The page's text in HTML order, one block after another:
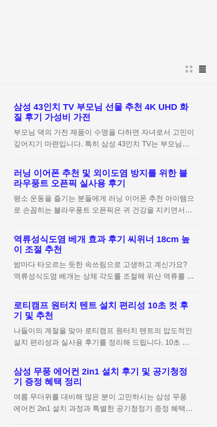
삼성 43인치 TV 부모님 선물 추천 4K UHD 화
질 후기 가성비 가전
부모님 댁의 가전 제품이 수명을 다하면 자녀로서 고민이
깊어지기 마련입니다. 특히 삼성 43인치 TV는 부모님이
질을 갖추고 있어 부모님 선물 추천 리스트에서 빠지지
않는 모델입니다. 합리적인 가격대에 대기업의 신뢰도까
지 갖춘 이번 설치 후기를 통해 자세한 정보를 확인해 보
세요. 삼성 43인치 4K UHD TV 제품 상세 정보 확인하기
부모님 댁 TV 고장으로 급하게 알아본 사연 평소 잘 나오
이 생기면 참 당황스럽더라고요. 매장에 가서 바로 사드
리고 싶지만 가격 부담도 크고 배송 날짜 맞추기도 쉽지
않아 고민이 많으셨을 텐데요. 이번에 삼성 43인치 TV 크
기로 바꿔드리면서 느낀 점들을 차근차..
러닝 이어폰 추천 및 외이도염 방지를 위한 블
라우풍트 오픈픽 실사용 후기
평소 운동을 즐기는 분들에게 러닝 이어폰 추천 아이템으
로 손꼽히는 블라우풍트 오픈픽은 귀 건강을 지키면서도
이어 타입의 불편함이었던 외이도염 방지에 탁월한 오픈
형 구조를 채택하여 장시간 착용에도 쾌적함을 유지해줍
니다. 이번 포스팅에서는 운동 효율을 높여줄 블라우풍트
오픈픽의 주요 특징과 장점을 상세히 살펴보겠습니다. 블
라우풍트 오픈픽 상세 정보 확인하기 귀 건강과 외이도염
폰 사용이 필수인데요. 인이어 타입을 오래 쓰다 보면 귀
안이 습해지거나 통증이 생겨 고생하는 경우가 종종 발생
하더라고요. 특히 땀이 많이 나는 러닝 중에는 이런 불편
함이 더 크게 다가오곤 하죠. 그래서 최근에는 귀를 막지
역류성식도염 베개 효과 후기 씨위너 18cm 높
이 조절 추천
밤마다 타오르는 듯한 속쓰림으로 고생하고 계신가요?
역류성식도염 베개는 상체 각도를 조절해 위산 역류를 물
오늘은 18cm에서 23cm까지 높이 조절이 가능한 씨위너
경사 베개의 실제 사용 후기와 효과를 정리해 드립니다.
씨위너 제품 상세 정보 확인하기 밤마다 반복되는 속쓰림
과 역류성식도염 베개 고민 평소 야식을 즐기거나 조금만
과식해도 밤새 위산이 역류해 잠을 설치는 경우가 참 많
이물감 때문에 앉아서 졸거나 베개를 여러 개 겹쳐 써보
기도 하지만, 결국 목과 허리만 뻐근해지기 일쑤였거든
요. 이러한 불편함은 단순히 잠을 못 자는 것을 넘어 일상
의 컨디션까지 무너뜨리곤 하는데요. 역류성식도염 베개
로티캠프 원터치 텐트 설치 편리성 10초 컷 후
기 및 추천
나들이의 계절을 맞아 로티캠프 원터치 텐트의 압도적인
설치 편리성과 실사용 후기를 정리해 드립니다. 10초 만
벽하게 즐길 수 있는 비결을 지금 바로 확인해 보세요. 로
티캠프 원터치 텐트 상세 정보 확인하기 나들이 필수템
선정 기준 요즘처럼 날씨가 좋을 때는 가볍게 떠나는 나
들이가 최고잖아요. 하지만 텐트 설치가 복잡하면 시작부
터 진이 빠지기 마련이더라고요. 제가 이번에 로티캠프
삼성 무풍 에어컨 2in1 설치 후기 및 공기청정
기 증정 혜택 정리
여름 무더위를 대비해 많은 분이 고민하시는 삼성 무풍
에어컨 2in1 설치 과정과 특별한 공기청정기 증정 혜택